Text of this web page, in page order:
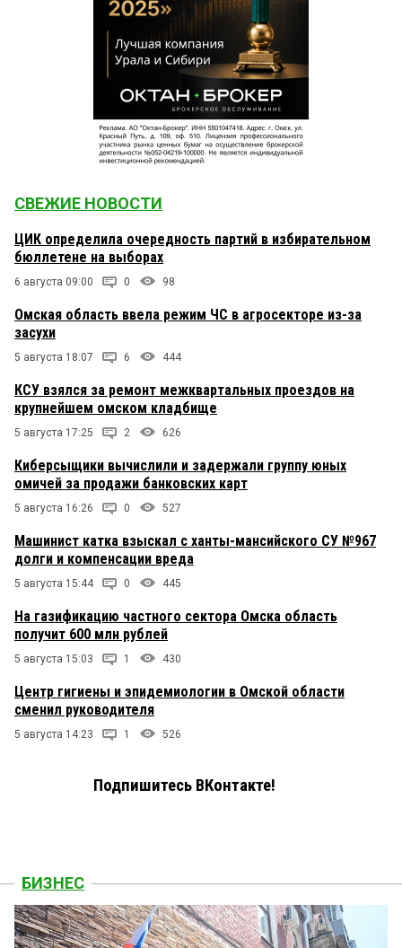
СВЕЖИЕ НОВОСТИ
ЦИК определила очередность партий в избирательном
бюллетене на выборах
6 августа 09:00 0 98
Омская область ввела режим ЧС в агросекторе из-за
засухи
5 августа 18:07 6 444
КСУ взялся за ремонт межквартальных проездов на
крупнейшем омском кладбище
5 августа 17:25 2 626
Киберсыщики вычислили и задержали группу юных
омичей за продажи банковских карт
5 августа 16:26 0 527
Машинист катка взыскал с ханты-мансийского СУ №967
долги и компенсации вреда
5 августа 15:44 0 445
На газификацию частного сектора Омска область
получит 600 млн рублей
5 августа 15:03 1 430
Центр гигиены и эпидемиологии в Омской области
сменил руководителя
5 августа 14:23 1 526
Подпишитесь ВКонтакте!
БИЗНЕС